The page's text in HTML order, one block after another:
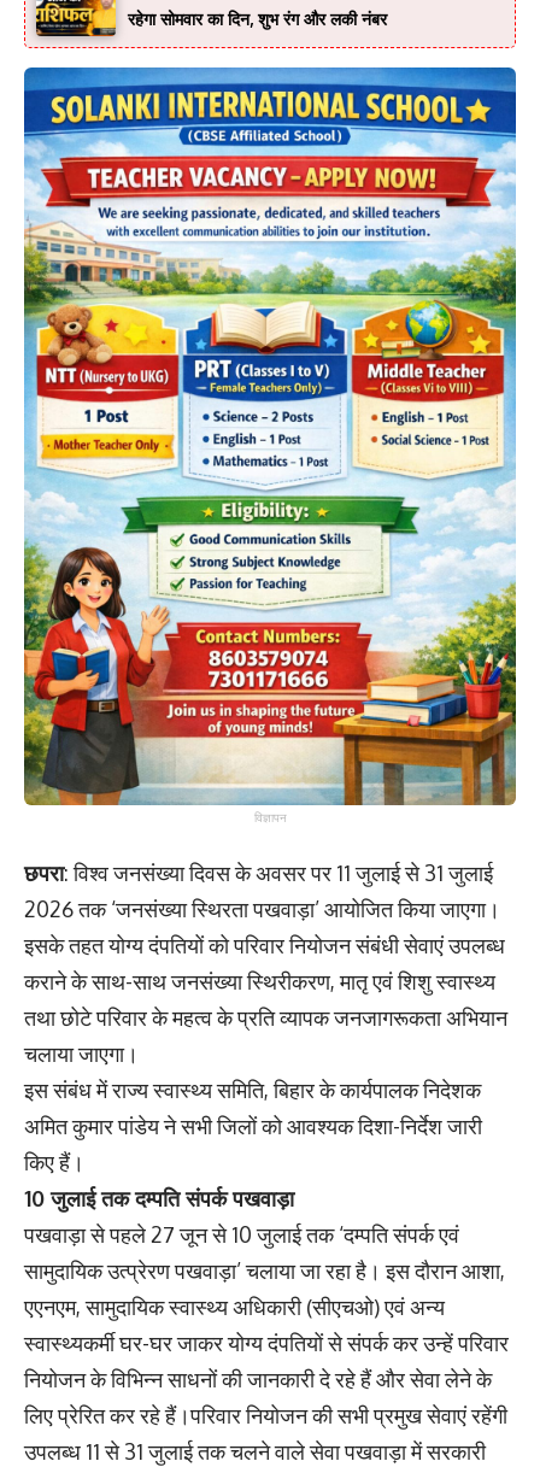
रहेगा सोमवार का दिन, शुभ रंग और लकी नंबर
विज्ञापन
छपरा: विश्व जनसंख्या दिवस के अवसर पर 11 जुलाई से 31 जुलाई
2026 तक ‘जनसंख्या स्थिरता पखवाड़ा’ आयोजित किया जाएगा।
इसके तहत योग्य दंपतियों को परिवार नियोजन संबंधी सेवाएं उपलब्ध
कराने के साथ-साथ जनसंख्या स्थिरीकरण, मातृ एवं शिशु स्वास्थ्य
तथा छोटे परिवार के महत्व के प्रति व्यापक जनजागरूकता अभियान
चलाया जाएगा।
इस संबंध में राज्य स्वास्थ्य समिति, बिहार के कार्यपालक निदेशक
अमित कुमार पांडेय ने सभी जिलों को आवश्यक दिशा-निर्देश जारी
किए हैं।
10 जुलाई तक दम्पति संपर्क पखवाड़ा
पखवाड़ा से पहले 27 जून से 10 जुलाई तक ‘दम्पति संपर्क एवं
सामुदायिक उत्प्रेरण पखवाड़ा’ चलाया जा रहा है। इस दौरान आशा,
एएनएम, सामुदायिक स्वास्थ्य अधिकारी (सीएचओ) एवं अन्य
स्वास्थ्यकर्मी घर-घर जाकर योग्य दंपतियों से संपर्क कर उन्हें परिवार
नियोजन के विभिन्न साधनों की जानकारी दे रहे हैं और सेवा लेने के
लिए प्रेरित कर रहे हैं।परिवार नियोजन की सभी प्रमुख सेवाएं रहेंगी
उपलब्ध 11 से 31 जुलाई तक चलने वाले सेवा पखवाड़ा में सरकारी